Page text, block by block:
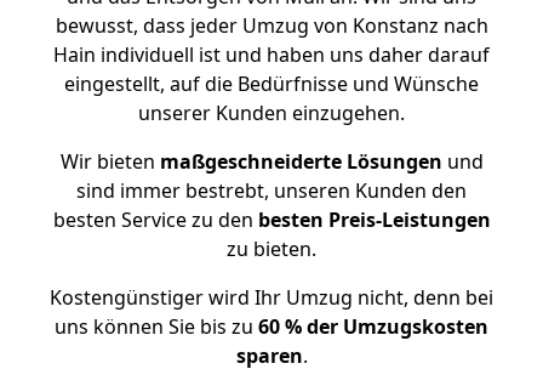
bewusst, dass jeder Umzug von Konstanz nach
Hain individuell ist und haben uns daher darauf
eingestellt, auf die Bedürfnisse und Wünsche
unserer Kunden einzugehen.
Wir bieten maßgeschneiderte Lösungen und
sind immer bestrebt, unseren Kunden den
besten Service zu den besten Preis-Leistungen
zu bieten.
Kostengünstiger wird Ihr Umzug nicht, denn bei
uns können Sie bis zu 60 % der Umzugskosten
sparen.